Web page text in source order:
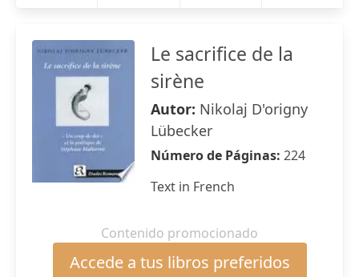
Le sacrifice de la
sirène
Autor: Nikolaj D'origny
Lübecker
Número de Páginas: 224
Text in French
Contenido promocionado
Accede a tus libros preferidos